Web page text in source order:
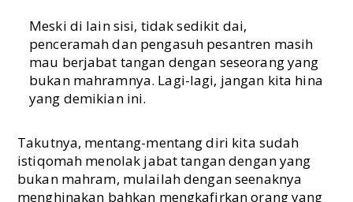
Meski di lain sisi, tidak sedikit dai,
penceramah dan pengasuh pesantren masih
mau berjabat tangan dengan seseorang yang
bukan mahramnya. Lagi-lagi, jangan kita hina
yang demikian ini.
Takutnya, mentang-mentang diri kita sudah
istiqomah menolak jabat tangan dengan yang
bukan mahram, mulailah dengan seenaknya
menghinakan bahkan mengkafirkan orang yang